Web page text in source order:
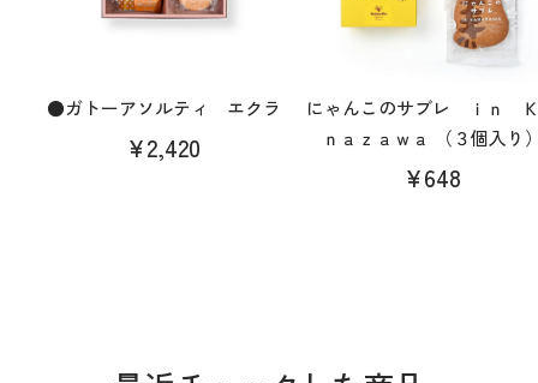
●ガトーアソルティ エクラ
¥2,420
にゃんこのサブレ ｉｎ
ｎａｚａｗａ （３個入り
¥648